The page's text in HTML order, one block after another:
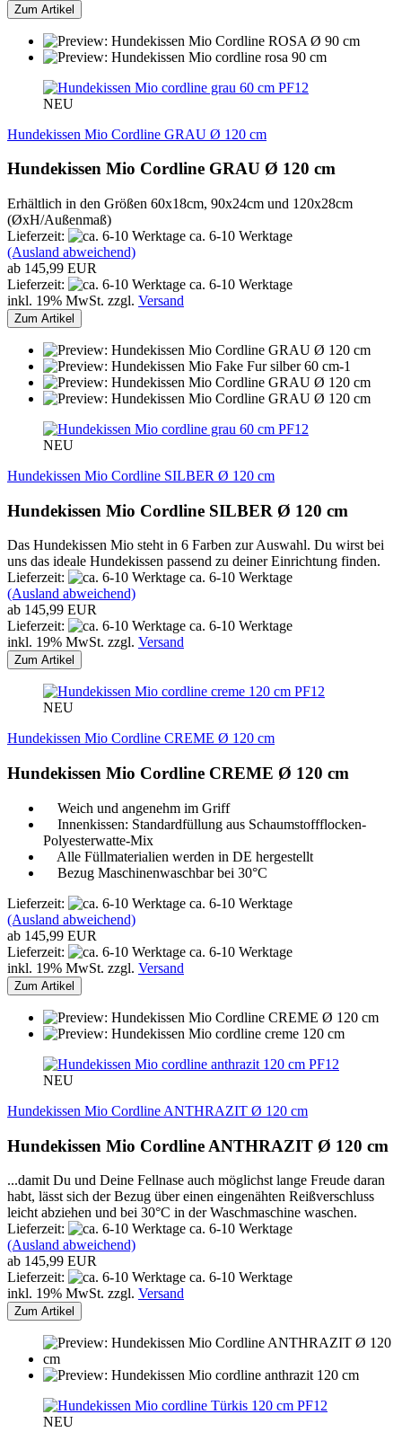
Zum Artikel
PF12
NEU
Hundekissen Mio Cordline GRAU Ø 120 cm
Hundekissen Mio Cordline GRAU Ø 120 cm
Erhältlich in den Größen 60x18cm, 90x24cm und 120x28cm
(ØxH/Außenmaß)
Lieferzeit:
ca. 6-10 Werktage
(Ausland abweichend)
ab 145,99 EUR
Lieferzeit:
ca. 6-10 Werktage
inkl. 19% MwSt. zzgl. Versand
Zum Artikel
PF12
NEU
Hundekissen Mio Cordline SILBER Ø 120 cm
Hundekissen Mio Cordline SILBER Ø 120 cm
Das Hundekissen Mio steht in 6 Farben zur Auswahl. Du wirst bei
uns das ideale Hundekissen passend zu deiner Einrichtung finden.
Lieferzeit:
ca. 6-10 Werktage
(Ausland abweichend)
ab 145,99 EUR
Lieferzeit:
ca. 6-10 Werktage
inkl. 19% MwSt. zzgl. Versand
Zum Artikel
PF12
NEU
Hundekissen Mio Cordline CREME Ø 120 cm
Hundekissen Mio Cordline CREME Ø 120 cm
Weich und angenehm im Griff
Innenkissen: Standardfüllung aus Schaumstoffflocken-
Polyesterwatte-Mix
Alle Füllmaterialien werden in DE hergestellt
Bezug Maschinenwaschbar bei 30°C
Lieferzeit:
ca. 6-10 Werktage
(Ausland abweichend)
ab 145,99 EUR
Lieferzeit:
ca. 6-10 Werktage
inkl. 19% MwSt. zzgl. Versand
Zum Artikel
PF12
NEU
Hundekissen Mio Cordline ANTHRAZIT Ø 120 cm
Hundekissen Mio Cordline ANTHRAZIT Ø 120 cm
...damit Du und Deine Fellnase auch möglichst lange Freude daran
habt, lässt sich der Bezug über einen eingenähten Reißverschluss
leicht abziehen und bei 30°C in der Waschmaschine waschen.
Lieferzeit:
ca. 6-10 Werktage
(Ausland abweichend)
ab 145,99 EUR
Lieferzeit:
ca. 6-10 Werktage
inkl. 19% MwSt. zzgl. Versand
Zum Artikel
PF12
NEU